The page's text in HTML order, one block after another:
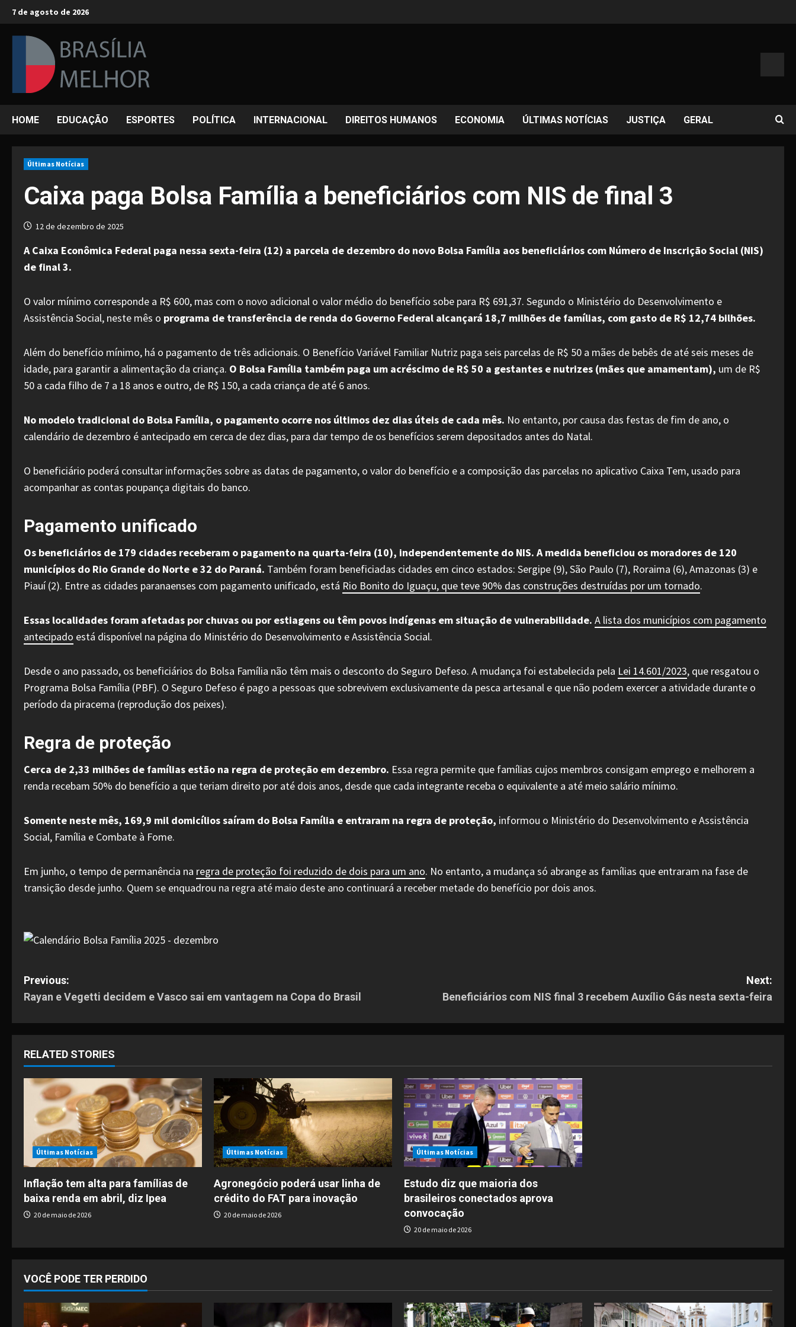
Skip
content
7 de agosto de 2026
HOME EDUCAÇÃO ESPORTES POLÍTICA INTERNACIONAL DIREITOS HUMANOS ECONOMIA ÚLTIMAS NOTÍCIAS JUSTIÇA GERAL
Últimas Notícias
Caixa paga Bolsa Família a beneficiários com NIS de final 3
12 de dezembro de 2025
A Caixa Econômica Federal paga nessa sexta-feira (12) a parcela de dezembro do novo Bolsa Família aos beneficiários com Número de Inscrição Social (NIS)
de final 3.
O valor mínimo corresponde a R$ 600, mas com o novo adicional o valor médio do benefício sobe para R$ 691,37. Segundo o Ministério do Desenvolvimento e
Assistência Social, neste mês o programa de transferência de renda do Governo Federal alcançará 18,7 milhões de famílias, com gasto de R$ 12,74 bilhões.
Além do benefício mínimo, há o pagamento de três adicionais. O Benefício Variável Familiar Nutriz paga seis parcelas de R$ 50 a mães de bebês de até seis meses de
idade, para garantir a alimentação da criança. O Bolsa Família também paga um acréscimo de R$ 50 a gestantes e nutrizes (mães que amamentam), um de R$
50 a cada filho de 7 a 18 anos e outro, de R$ 150, a cada criança de até 6 anos.
No modelo tradicional do Bolsa Família, o pagamento ocorre nos últimos dez dias úteis de cada mês. No entanto, por causa das festas de fim de ano, o
calendário de dezembro é antecipado em cerca de dez dias, para dar tempo de os benefícios serem depositados antes do Natal.
O beneficiário poderá consultar informações sobre as datas de pagamento, o valor do benefício e a composição das parcelas no aplicativo Caixa Tem, usado para
acompanhar as contas poupança digitais do banco.
Pagamento unificado
Os beneficiários de 179 cidades receberam o pagamento na quarta-feira (10), independentemente do NIS. A medida beneficiou os moradores de 120
municípios do Rio Grande do Norte e 32 do Paraná. Também foram beneficiadas cidades em cinco estados: Sergipe (9), São Paulo (7), Roraima (6), Amazonas (3) e
Piauí (2). Entre as cidades paranaenses com pagamento unificado, está Rio Bonito do Iguaçu, que teve 90% das construções destruídas por um tornado.
Essas localidades foram afetadas por chuvas ou por estiagens ou têm povos indígenas em situação de vulnerabilidade. A lista dos municípios com pagamento
antecipado está disponível na página do Ministério do Desenvolvimento e Assistência Social.
Desde o ano passado, os beneficiários do Bolsa Família não têm mais o desconto do Seguro Defeso. A mudança foi estabelecida pela Lei 14.601/2023, que resgatou o
Programa Bolsa Família (PBF). O Seguro Defeso é pago a pessoas que sobrevivem exclusivamente da pesca artesanal e que não podem exercer a atividade durante o
período da piracema (reprodução dos peixes).
Regra de proteção
Cerca de 2,33 milhões de famílias estão na regra de proteção em dezembro. Essa regra permite que famílias cujos membros consigam emprego e melhorem a
renda recebam 50% do benefício a que teriam direito por até dois anos, desde que cada integrante receba o equivalente a até meio salário mínimo.
Somente neste mês, 169,9 mil domicílios saíram do Bolsa Família e entraram na regra de proteção, informou o Ministério do Desenvolvimento e Assistência
Social, Família e Combate à Fome.
Em junho, o tempo de permanência na regra de proteção foi reduzido de dois para um ano. No entanto, a mudança só abrange as famílias que entraram na fase de
transição desde junho. Quem se enquadrou na regra até maio deste ano continuará a receber metade do benefício por dois anos.
P
s
t
n
g
a
i
o
n
Previous:
Rayan e Vegetti decidem e Vasco sai em vantagem na Copa do Brasil
Next:
Beneficiários com NIS final 3 recebem Auxílio Gás nesta sexta-feira
RELATED STORIES
Últimas Notícias
Inflação tem alta para famílias de
baixa renda em abril, diz Ipea
20 de maio de 2026
Últimas Notícias
Agronegócio poderá usar linha de
crédito do FAT para inovação
20 de maio de 2026
Últimas Notícias
Estudo diz que maioria dos
brasileiros conectados aprova
convocação
20 de maio de 2026
VOCÊ PODE TER PERDIDO